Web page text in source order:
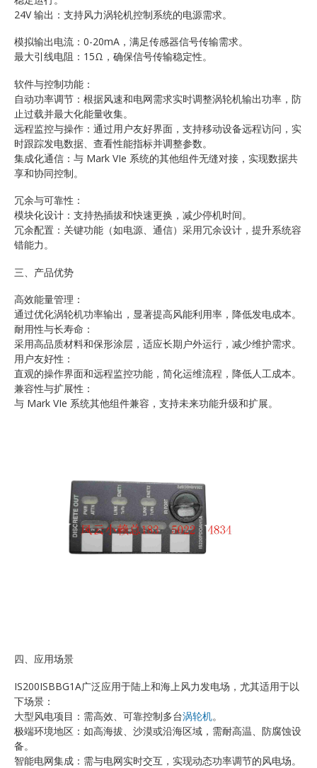
24V 输出：支持风力涡轮机控制系统的电源需求。
模拟输出电流：0-20mA，满足传感器信号传输需求。
最大引线电阻：15Ω，确保信号传输稳定性。
软件与控制功能：
自动功率调节：根据风速和电网需求实时调整涡轮机输出功率，防
止过载并最大化能量收集。
远程监控与操作：通过用户友好界面，支持移动设备远程访问，实
时跟踪发电数据、查看性能指标并调整参数。
集成化通信：与 Mark VIe 系统的其他组件无缝对接，实现数据共
享和协同控制。
冗余与可靠性：
模块化设计：支持热插拔和快速更换，减少停机时间。
冗余配置：关键功能（如电源、通信）采用冗余设计，提升系统容
错能力。
三、产品优势
高效能量管理：
通过优化涡轮机功率输出，显著提高风能利用率，降低发电成本。
耐用性与长寿命：
采用高品质材料和保形涂层，适应长期户外运行，减少维护需求。
用户友好性：
直观的操作界面和远程监控功能，简化运维流程，降低人工成本。
兼容性与扩展性：
与 Mark VIe 系统其他组件兼容，支持未来功能升级和扩展。
四、应用场景
IS200ISBBG1A广泛应用于陆上和海上风力发电场，尤其适用于以
下场景：
大型风电项目：需高效、可靠控制多台涡轮机。
极端环境地区：如高海拔、沙漠或沿海区域，需耐高温、防腐蚀设
备。
智能电网集成：需与电网实时交互，实现动态功率调节的风电场。